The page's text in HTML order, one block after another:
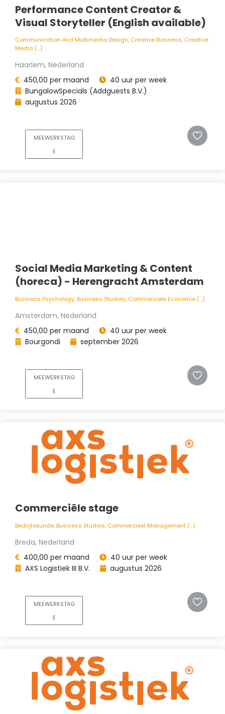
Performance Content Creator &
Visual Storyteller (English available)
Communication And Multimedia Design, Creative Business, Creative
Media (...)
Haarlem, Nederland
450,00 per maand
40 uur per week
BungalowSpecials (Addguests B.V.)
augustus 2026
MEEWERKSTAG
E
Social Media Marketing & Content
(horeca) - Herengracht Amsterdam
Business Psychology, Business Studies, Commerciele Economie (...)
Amsterdam, Nederland
450,00 per maand
40 uur per week
Bourgondi
september 2026
MEEWERKSTAG
E
Commerciële stage
Bedrijfskunde, Business Studies, Commercieel Management (...)
Breda, Nederland
400,00 per maand
40 uur per week
AXS Logistiek III B.V.
augustus 2026
MEEWERKSTAG
E